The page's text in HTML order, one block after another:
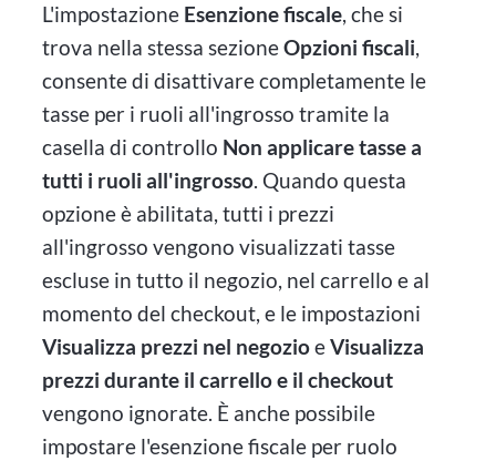
L'impostazione Esenzione fiscale, che si
trova nella stessa sezioneOpzioni fiscali,
consente di disattivare completamente le
tasse per i ruoli all'ingrosso tramite la
casella di controllo Non applicare tasse a
tutti i ruoli all'ingrosso. Quando questa
opzione è abilitata, tutti i prezzi
all'ingrosso vengono visualizzati tasse
escluse in tutto il negozio, nel carrello e al
momento del checkout, e le impostazioni
Visualizza prezzi nel negozioeVisualizza
prezzi durante il carrello e il checkout
vengono ignorate. È anche possibile
impostare l'esenzione fiscale per ruolo